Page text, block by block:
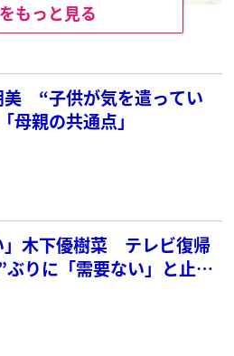
もっと見る
美 “子供が気を遣ってい
母親の共通点」
」木下優樹菜 テレビ復帰
りに「需要ない」と止ま